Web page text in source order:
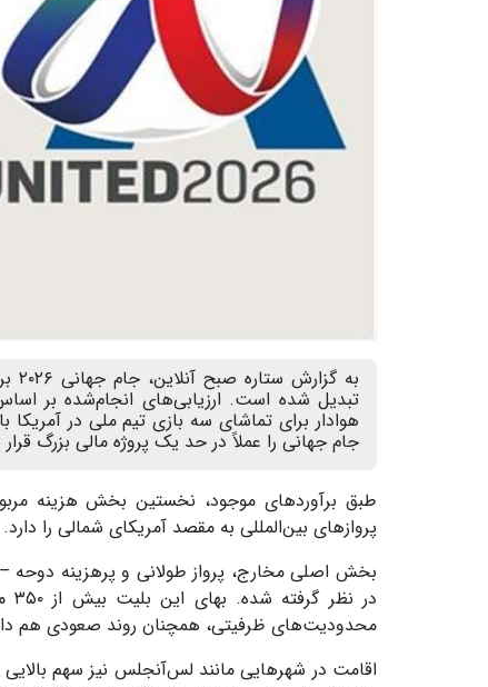
به
تبدیل شده است. ارزیابی‌های انجام‌شده بر
جام جهانی را عملاً در حد یک پروژه مالی بزرگ
طبق برآوردهای موجود، نخستین بخش هزینه
پروازهای بین‌المللی به مقصد آمریکای شمالی را دارد. بلیت این
بخش اصلی مخارج، پرواز طولانی و پرهزینه دوحه
محدودیت‌های ظرفیتی، همچنان روند صعودی هم
اقامت در شهرهایی مانند لس‌آنجلس نیز سهم